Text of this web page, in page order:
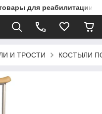
для реабилитации
И ТРОСТИ КОСТЫЛИ